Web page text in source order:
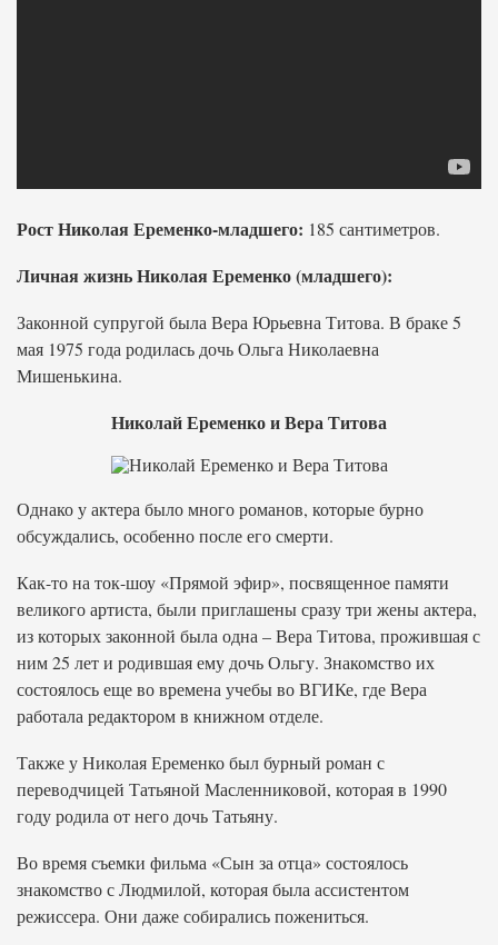
Рост Николая Еременко-младшего: 185 сантиметров.
Личная жизнь Николая Еременко (младшего):
Законной супругой была Вера Юрьевна Титова. В браке 5
мая 1975 года родилась дочь Ольга Николаевна
Мишенькина.
Николай Еременко и Вера Титова
Однако у актера было много романов, которые бурно
обсуждались, особенно после его смерти.
Как-то на ток-шоу «Прямой эфир», посвященное памяти
великого артиста, были приглашены сразу три жены актера,
из которых законной была одна – Вера Титова, прожившая с
ним 25 лет и родившая ему дочь Ольгу. Знакомство их
состоялось еще во времена учебы во ВГИКе, где Вера
работала редактором в книжном отделе.
Также у Николая Еременко был бурный роман с
переводчицей Татьяной Масленниковой, которая в 1990
году родила от него дочь Татьяну.
Во время съемки фильма «Сын за отца» состоялось
знакомство с Людмилой, которая была ассистентом
режиссера. Они даже собирались пожениться.